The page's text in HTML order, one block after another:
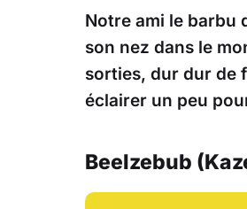
Notre ami le barbu
son nez dans le
sorties, dur dur de
éclairer un peu
Beelzebub